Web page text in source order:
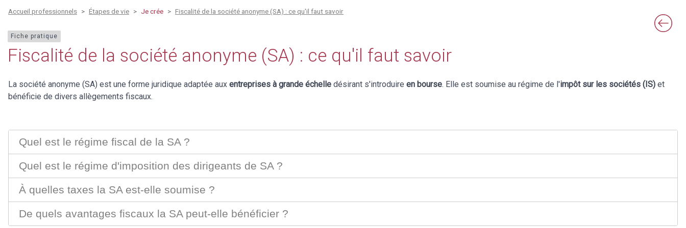
Accueil professionnels Étapes de vie Je crée Fiscalité de la société anonyme (SA) : ce qu'il faut savoir
Fiche pratique
Fiscalité de la société anonyme (SA) : ce qu'il faut savoir
La société anonyme (SA) est une forme juridique adaptée aux entreprises à grande échelle désirant s'introduire en bourse. Elle est soumise au régime de l'impôt sur les sociétés (IS) et
bénéficie de divers allègements fiscaux.
Quel est le régime fiscal de la SA ?
Quel est le régime d'imposition des dirigeants de SA ?
À quelles taxes la SA est-elle soumise ?
De quels avantages fiscaux la SA peut-elle bénéficier ?